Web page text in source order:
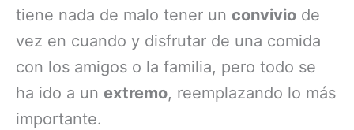
tiene nada de malo tener un convivio de
vez en cuando y disfrutar de una comida
con los amigos o la familia, pero todo se
ha ido a un extremo, reemplazando lo más
importante.